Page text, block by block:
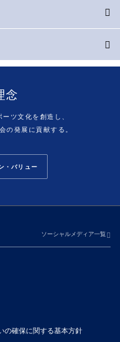
念
ツ文化を創造し、
の発展に貢献する。
・バリュー
ソーシャルメディア一覧
の確保に関する基本方針